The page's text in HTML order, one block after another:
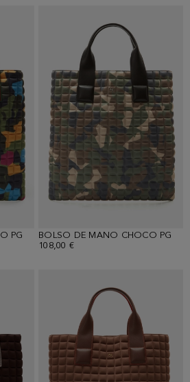
PG
BOLSO DE MANO CHOCO PG
108,00 €